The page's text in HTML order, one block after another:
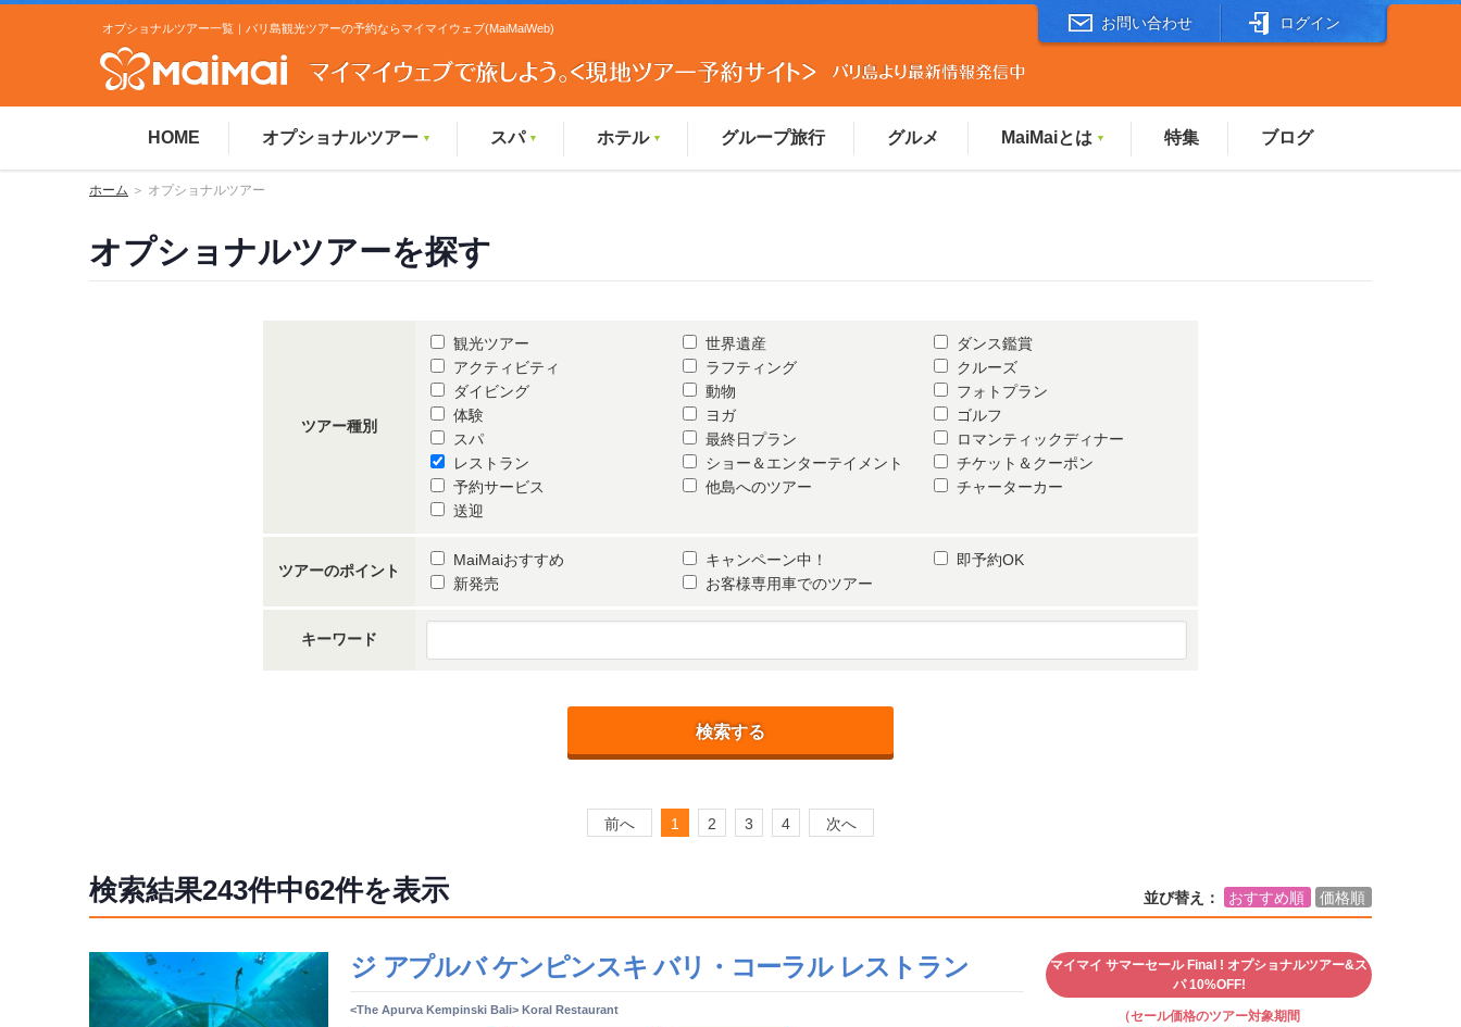
お問い合わせ ログイン
オプショナルツアー一覧｜バリ島観光ツアーの予約ならマイマイウェブ(MaiMaiWeb)
HOME オプショナルツアー ▼ スパ ▼ ホテル ▼ グループ旅行 グルメ MaiMaiとは ▼ 特集 ブログ
ホーム ＞ オプショナルツアー
オプショナルツアーを探す
ツアー種別
観光ツアー 世界遺産
ダンス鑑賞
アクティビティ
ラフティング
クルーズ
ダイビング
動物
フォトプラン
体験
ヨガ
ゴルフ
スパ
最終日プラン
ロマンティックディナー
レストラン
ショー＆エンターテイメント
チケット＆クーポン
予約サービス
他島へのツアー
チャーターカー
送迎
ツアーのポイント
MaiMaiおすすめ キャンペーン中！
即予約OK
新発売
お客様専用車でのツアー
キーワード
検索する
前へ 1 2 3 4 次へ
検索結果243件中62件を表示 並び替え： おすすめ順 価格順
ジ アプルバ ケンピンスキ バリ・コーラル レストラン
<The Apurva Kempinski Bali> Koral Restaurant
マイマイ サマーセール Final ! オプショナルツアー&ス
パ 10%OFF!
（セール価格のツアー対象期間